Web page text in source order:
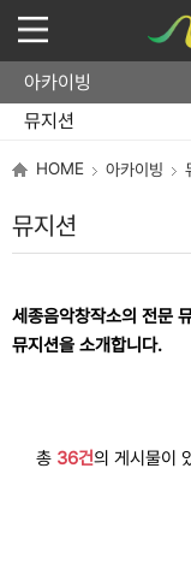
아카이빙
뮤지션
음반
영상/사진
HOME 아카이빙
뮤지션
세종음악창작소의 전문
뮤지션을 소개합니다.
총 36건의 게시물이